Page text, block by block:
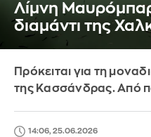
Λίμνη
διαμάντι της
Πρόκειται για τη
της Κασσάνδρας. Από
14:06, 25.06.2026